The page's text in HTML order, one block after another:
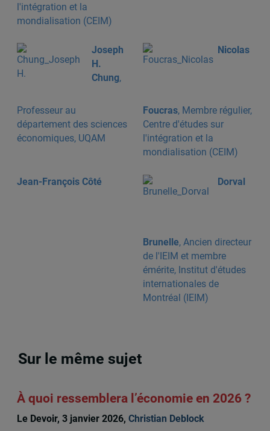
l'intégration et la
mondialisation (CEIM)
Joseph
H.
Chung,
Professeur au
département des sciences
économiques, UQAM
Nicolas
Foucras, Membre régulier,
Centre d'études sur
l'intégration et la
mondialisation (CEIM)
Jean-François Côté Dorval
Brunelle, Ancien directeur
de l'IEIM et membre
émérite, Institut d'études
internationales de
Montréal (IEIM)
Sur le même sujet
À quoi ressemblera l’économie en 2026 ?
Le Devoir, 3 janvier 2026, Christian Deblock